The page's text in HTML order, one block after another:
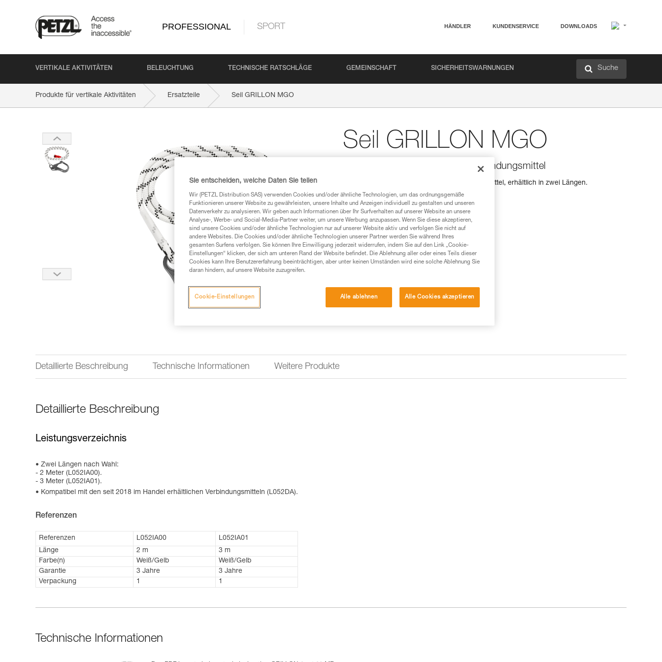
PROFESSIONAL SPORT HÄNDLER KUNDENSERVICE DOWNLOADS
VERTIKALE AKTIVITÄTEN BELEUCHTUNG TECHNISCHE RATSCHLÄGE GEMEINSCHAFT SICHERHEITSWARNUNGEN Suche
Produkte für vertikale Aktivitäten Ersatzteile Seil GRILLON MGO
Seil GRILLON MGO
Ersatzseil für GRILLON MGO-Verbindungsmittel
Ersatzseil für die GRILLON MGO-Verbindungsmittel, erhältlich in zwei Längen.
Einen Händler finden
Detaillierte Beschreibung Technische Informationen Weitere Produkte
Detaillierte Beschreibung
Leistungsverzeichnis
Zwei Längen nach Wahl:
- 2 Meter (L052IA00).
- 3 Meter (L052IA01).
Kompatibel mit den seit 2018 im Handel erhältlichen Verbindungsmitteln (L052DA).
Referenzen
Referenzen L052IA00
L052IA01
Länge
2 m
3 m
Farbe(n)
Weiß/Gelb
Weiß/Gelb
Garantie
3 Jahre
3 Jahre
Verpackung
1 1
Technische Informationen
Sie entscheiden, welche Daten Sie teilen
Wir (PETZL Distribution SAS) verwenden Cookies und/oder ähnliche Technologien, um das ordnungsgemäße
Funktionieren unserer Website zu gewährleisten, unsere Inhalte und Anzeigen individuell zu gestalten und unseren
Datenverkehr zu analysieren. Wir geben auch Informationen über Ihr Surfverhalten auf unserer Website an unsere
Analyse-, Werbe- und Social-Media-Partner weiter, um unsere Werbung anzupassen. Wenn Sie diese akzeptieren,
sind unsere Cookies und/oder ähnliche Technologien nur auf unserer Website aktiv und verfolgen Sie nicht auf
andere Websites. Die Cookies und/oder ähnliche Technologien unserer Partner werden Sie während Ihres
gesamten Surfens verfolgen. Sie können Ihre Einwilligung jederzeit widerrufen, indem Sie auf den Link „Cookie-
Einstellungen“ klicken, der sich am unteren Rand der Website befindet. Die Ablehnung aller oder eines Teils dieser
Cookies kann Ihre Benutzererfahrung beeinträchtigen, aber unter keinen Umständen wird eine solche Ablehnung Sie
daran hindern, auf unsere Website zuzugreifen.
Alle ablehnen Alle Cookies akzeptieren
Cookie-Einstellungen